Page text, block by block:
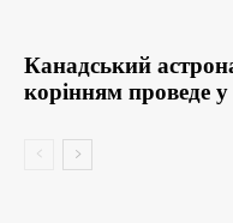
Канадський
корінням проведе у